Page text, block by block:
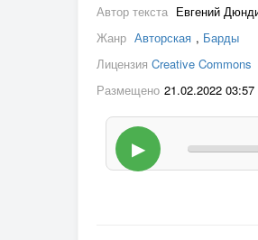
Автор текста Евгений
Жанр Авторская , Барды
Лицензия Creative Commons
Размещено 21.02.2022 03:57
▶